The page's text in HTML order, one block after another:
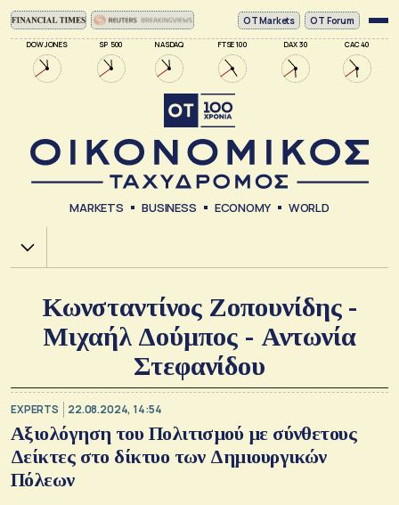
DOW JONES SP 500 NASDAQ FTSE 100 DAX 30 CAC 40
ΟΤ Markets OT Forum
MARKETS BUSINESS ECONOMY WORLD
Χ.Α.
Κωνσταντίνος Ζοπουνίδης -
Μιχαήλ Δούμπος - Αντωνία
Στεφανίδου
EXPERTS 22.08.2024, 14:54
Αξιολόγηση του Πολιτισμού με σύνθετους
Δείκτες στο δίκτυο των Δημιουργικών
Πόλεων